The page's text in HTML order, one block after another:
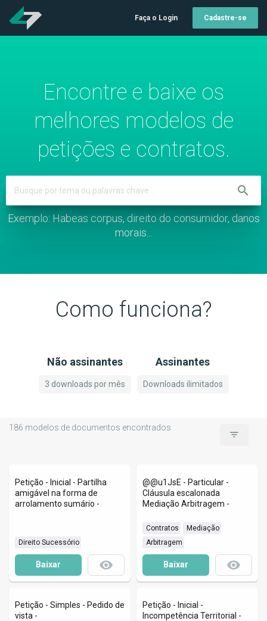
Faça o Login Cadastre-se
Encontre e baixe os
melhores modelos de
petições e contratos.
search
Exemplo: Habeas corpus, direito do consumidor, danos
morais...
Como funciona?
Não assinantes
3 downloads por mês
Assinantes
Downloads ilimitados
186 modelos de documentos encontrados
filter_list
Petição - Inicial - Partilha
amigável na forma de
arrolamento sumário -
Direito Sucessório
Baixar remove_red_eye
@@u1JsE - Particular -
Cláusula escalonada
Mediação Arbitragem -
Contratos
Mediação
Arbitragem
Baixar remove_red_eye
Petição - Simples - Pedido de
vista -
Petição - Inicial -
Incompetência Territorial -